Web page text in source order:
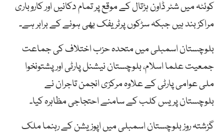
کوئٹہ میں شٹر ڈاون ہڑتال کے موقع پر تمام دکانیں اور کاروباری
مراکز بند ہیں جبکہ سڑکوں پرٹریفک بھی ہونے کے برابر ہے۔
بلوچستان اسمبلی میں متحدہ حزب اختلاف کی جماعت
جمعیت علما اسلام، بلوچستان نیشنل پارٹی اورپشتونخوا
ملی عوامی پارٹی کے علاوہ مرکزی انجمن تاجران نے
بلوچستان پریس کلب کے سامنے احتجاجی مظاہرہ کیا۔
گزشتہ روز بلوچستان اسمبلی میں اپوزیشن کے رہنما ملک